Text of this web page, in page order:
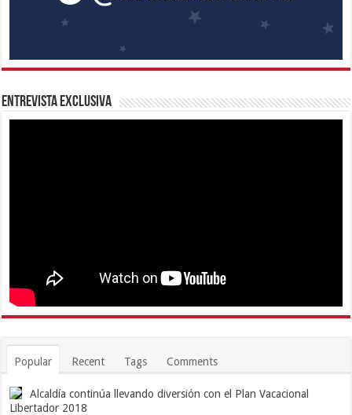
Entrevista Exclusiva
Popular Recent Tags Comments
Alcaldía continúa llevando diversión con el Plan Vacacional
Libertador 2018